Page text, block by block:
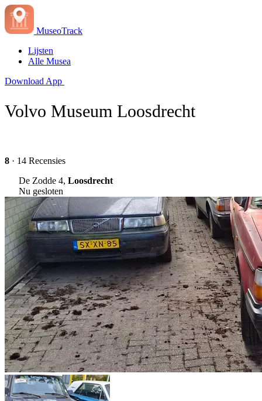
MuseoTrack
Lijsten
Alle Musea
Download App
Volvo Museum Loosdrecht
8 · 14 Recensies
De Zodde 4, Loosdrecht
Nu gesloten